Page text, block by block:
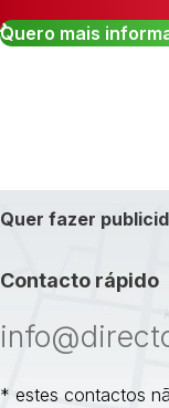
Quero mais
Quer fazer
Contacto rápido
* estes contactos